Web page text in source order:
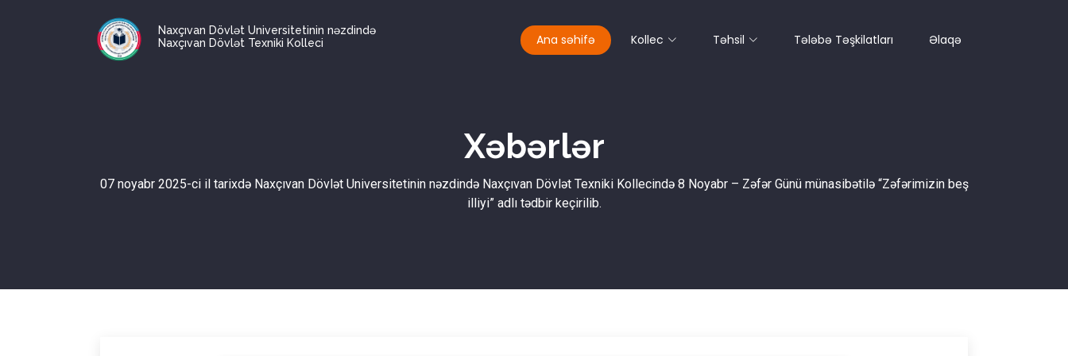
Naxçıvan Dövlət Universitetinin nəzdində
Naxçıvan Dövlət Texniki Kolleci
Ana səhifə Kollec Təhsil Tələbə Təşkilatları Əlaqə
Xəbərlər
07 noyabr 2025-ci il tarixdə Naxçıvan Dövlət Universitetinin nəzdində Naxçıvan Dövlət Texniki Kollecində 8 Noyabr – Zəfər Günü münasibətilə “Zəfərimizin beş
illiyi” adlı tədbir keçirilib.